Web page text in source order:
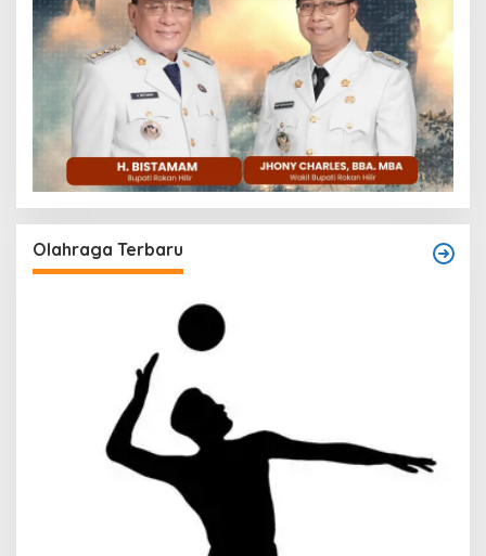
Olahraga Terbaru